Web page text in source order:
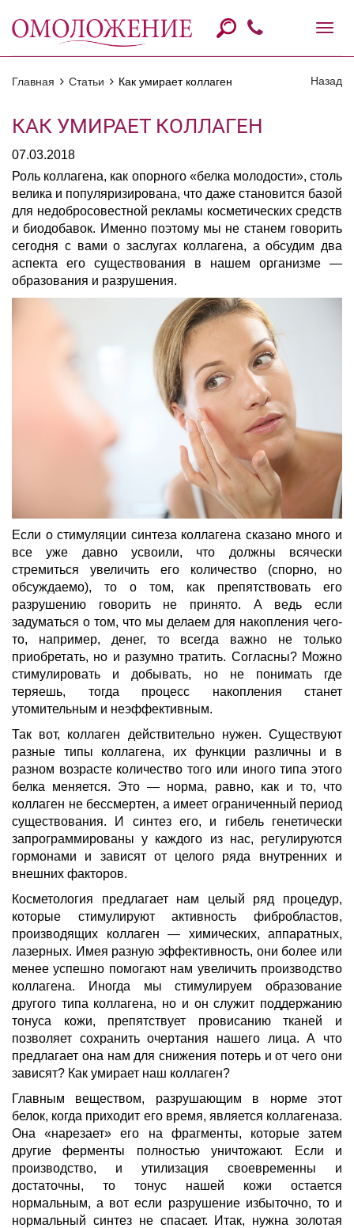
Назад
Главная Статьи Как умирает коллаген
КАК УМИРАЕТ КОЛЛАГЕН
07.03.2018
Роль коллагена, как опорного «белка молодости», столь
велика и популяризирована, что даже становится базой
для недобросовестной рекламы косметических средств
и биодобавок. Именно поэтому мы не станем говорить
сегодня с вами о заслугах коллагена, а обсудим два
аспекта его существования в нашем организме —
образования и разрушения.
Если о стимуляции синтеза коллагена сказано много и
все уже давно усвоили, что должны всячески
стремиться увеличить его количество (спорно, но
обсуждаемо), то о том, как препятствовать его
разрушению говорить не принято. А ведь если
задуматься о том, что мы делаем для накопления чего-
то, например, денег, то всегда важно не только
приобретать, но и разумно тратить. Согласны? Можно
стимулировать и добывать, но не понимать где
теряешь, тогда процесс накопления станет
утомительным и неэффективным.
Так вот, коллаген действительно нужен. Существуют
разные типы коллагена, их функции различны и в
разном возрасте количество того или иного типа этого
белка меняется. Это — норма, равно, как и то, что
коллаген не бессмертен, а имеет ограниченный период
существования. И синтез его, и гибель генетически
запрограммированы у каждого из нас, регулируются
гормонами и зависят от целого ряда внутренних и
внешних факторов.
Косметология предлагает нам целый ряд процедур,
которые стимулируют активность фибробластов,
производящих коллаген — химических, аппаратных,
лазерных. Имея разную эффективность, они более или
менее успешно помогают нам увеличить производство
коллагена. Иногда мы стимулируем образование
другого типа коллагена, но и он служит поддержанию
тонуса кожи, препятствует провисанию тканей и
позволяет сохранить очертания нашего лица. А что
предлагает она нам для снижения потерь и от чего они
зависят? Как умирает наш коллаген?
Главным веществом, разрушающим в норме этот
белок, когда приходит его время, является коллагеназа.
Она «нарезает» его на фрагменты, которые затем
другие ферменты полностью уничтожают. Если и
производство, и утилизация своевременны и
достаточны, то тонус нашей кожи остается
нормальным, а вот если разрушение избыточно, то и
нормальный синтез не спасает. Итак, нужна золотая